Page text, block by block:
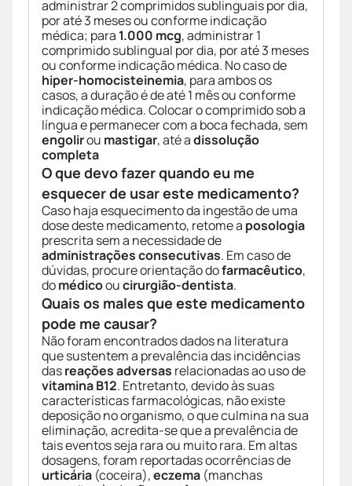
administrar 2 comprimidos sublinguais por dia,
por até 3 meses ou conforme indicação
médica; para 1.000 mcg, administrar 1
comprimido sublingual por dia, por até 3 meses
ou conforme indicação médica. No caso de
hiper-homocisteinemia, para ambos os
casos, a duração é de até 1 mês ou conforme
indicação médica. Colocar o comprimido sob a
língua e permanecer com a boca fechada, sem
engolirou mastigar, até adissolução
completa
O que devo fazer quando eu me
esquecer de usar este medicamento?
Caso haja esquecimento da ingestão de uma
dose deste medicamento, retome a posologia
prescrita sem a necessidade de
administrações consecutivas. Em caso de
dúvidas, procure orientação dofarmacêutico,
domédicooucirurgião-dentista.
Quais os males que este medicamento
pode me causar?
Não foram encontrados dados na literatura
que sustentem a prevalência das incidências
dasreações adversas relacionadas ao uso de
vitamina B12. Entretanto, devido às suas
características farmacológicas, não existe
deposição no organismo, o que culmina na sua
eliminação, acredita-se que a prevalência de
tais eventos seja rara ou muito rara. Em altas
dosagens, foram reportadas ocorrências de
urticária (coceira),eczema (manchas